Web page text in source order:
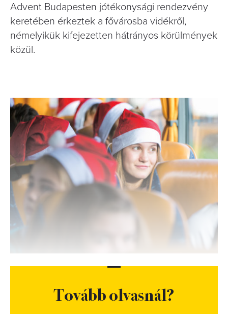
Advent Budapesten jótékonysági rendezvény
keretében érkeztek a fővárosba vidékről,
némelyikük kifejezetten hátrányos körülmények
közül.
Tovább olvasnál?